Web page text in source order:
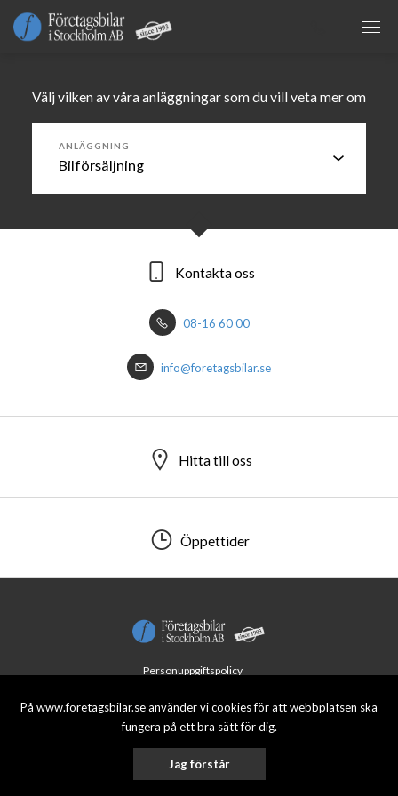
På www.foretagsbilar.se använder vi cookies för att webbplatsen ska
fungera på ett bra sätt för dig.
Jag förstår
Välj vilken av våra anläggningar som du vill veta mer om
ANLÄGGNING
Kontakta oss
08-16 60 00
info@foretagsbilar.se
Hitta till oss
Öppettider
Kontakta oss
08-16 64 00
info@foretagsbilar.se
Hitta till oss
Öppettider
© 2026 Företagsbilar i Stockholm AB. All rights reserved.
Personuppgiftspolicy